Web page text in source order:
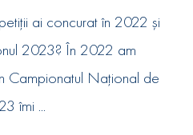
ai concurat în 2022 și
2023? În 2022 am
Campionatul Național de
îmi ...